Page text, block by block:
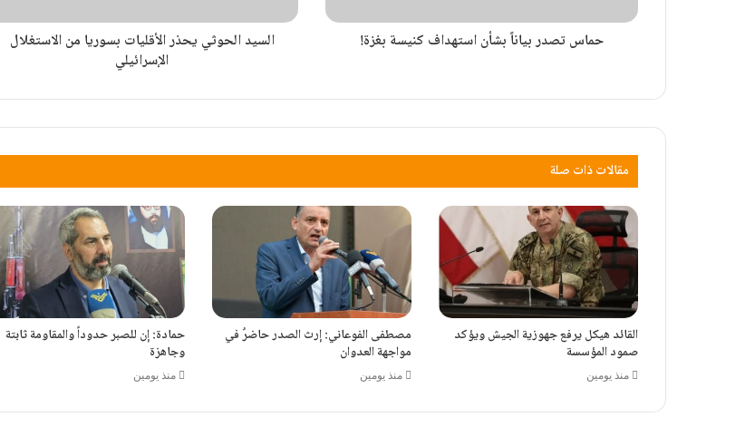
رفض نقابي لبناني لمشروع قانون الإعلام الجديد
شامل
الإمام الحسين
حماس تصدر بياناً بشأن استهداف كنيسة بغزة!
السيد الحوثي يحذر الأقليات بسوريا من الاستغلال
الإسرائيلي
مقالات ذات صلة
القائد هيكل يرفع جهوزية الجيش ويؤكد
صمود المؤسسة
منذ يومين
مصطفى الفوعاني: إرث الصدر حاضرٌ في
مواجهة العدوان
منذ يومين
حمادة: إن للصبر حدوداً والمقاومة ثابتة
وجاهزة
منذ يومين